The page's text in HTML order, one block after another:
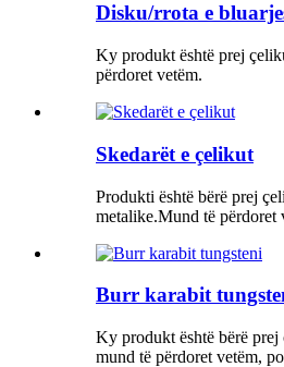
Disku/rrota e
Ky produkt është prej
përdoret vetëm.
Skedarët e çelikut
Produkti është bërë prej
metalike.Mund të përdoret
Burr karabit
Ky produkt është bërë prej
mund të përdoret vetëm,